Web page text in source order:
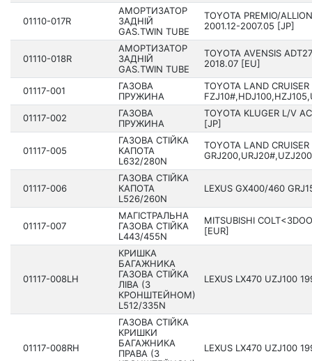
01110-017R
АМОРТИЗАТОР
ЗАДНІЙ
GAS.TWIN TUBE
TOYOTA PREMIO/
2001.12-2007.05 [JP]
01110-018R
АМОРТИЗАТОР
ЗАДНІЙ
GAS.TWIN TUBE
TOYOTA AVENSIS
2018.07 [EU]
01117-001
ГАЗОВА
ПРУЖИНА
TOYOTA LAND CRUISER
01117-002
ГАЗОВА
ПРУЖИНА
TOYOTA KLUGER L/V
[JP]
01117-005
ГАЗОВА СТІЙКА
КАПОТА
L632/280N
TOYOTA LAND CRUISER
01117-006
ГАЗОВА СТІЙКА
КАПОТА
L526/260N
LEXUS GX400/460
01117-007
МАГІСТРАЛЬНА
ГАЗОВА СТІЙКА
L443/455N
MITSUBISHI
[EUR]
01117-008LH
КРИШКА
БАГАЖНИКА
ГАЗОВА СТІЙКА
ЛІВА (З
КРОНШТЕЙНОМ)
L512/335N
LEXUS LX470 UZJ100
01117-008RH
ГАЗОВА СТІЙКА
КРИШКИ
БАГАЖНИКА
ПРАВА (З
LEXUS LX470 UZJ100